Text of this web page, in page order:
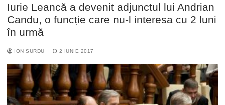
Iurie Leancă a devenit adjunctul lui Andrian
Candu, o funcție care nu-l interesa cu 2 luni
în urmă
ION SURDU 2 IUNIE 2017